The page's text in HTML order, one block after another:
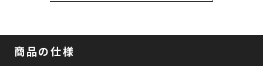
商品の仕様